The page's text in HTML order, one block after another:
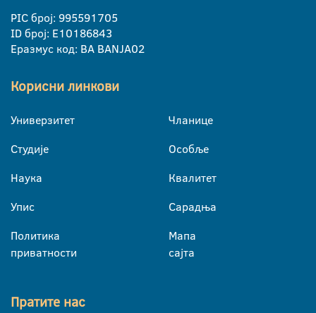
PIC број: 995591705
ID број: E10186843
Еразмус код: BA BANJA02
Корисни линкови
Универзитет
Студије
Наука
Упис
Политика
приватности
Чланице
Особље
Квалитет
Сарадња
Мапа
сајта
Пратите нас